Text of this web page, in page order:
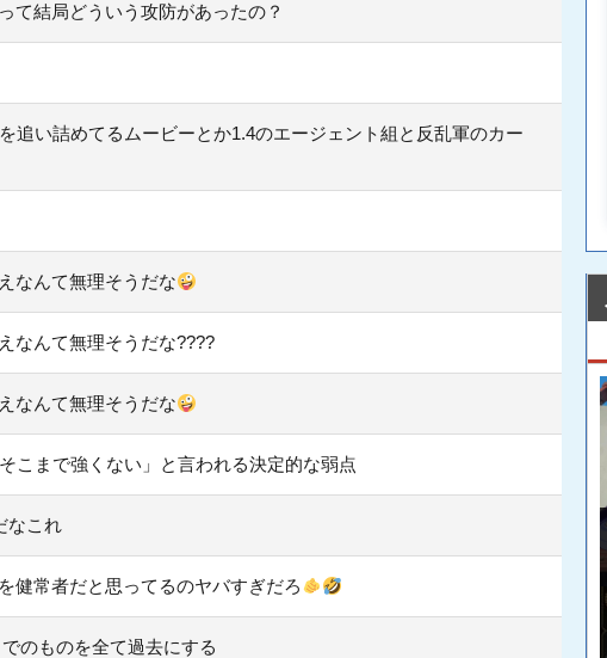
て結局どういう攻防があったの？
追い詰めてるムービーとか1.4のエージェント組と反乱軍のカー
なんて無理そうだな
なんて無理そうだな????
なんて無理そうだな
こまで強くない」と言われる決定的な弱点
なこれ
健常者だと思ってるのヤバすぎだろ
のものを全て過去にする